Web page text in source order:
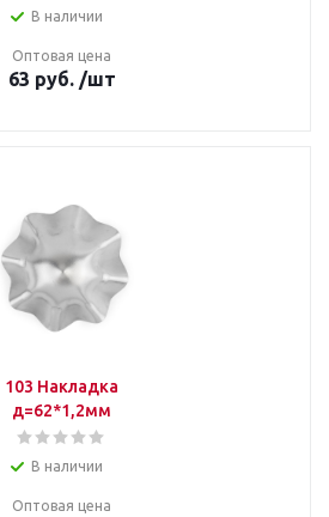
В наличии
Оптовая цена
63 руб. /шт
103 Накладка
д=62*1,2мм
В наличии
Оптовая цена